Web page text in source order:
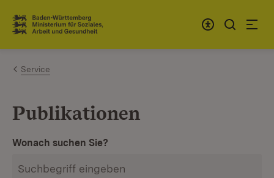
Zum Inhalt springen
Link zur Startseite
Service
Publikationen
Wonach suchen Sie?